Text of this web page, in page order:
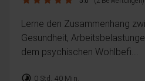
Lerne den Zusammenhang
Gesundheit,
dem psychischen Wohlbefi...
timelapse 0 Std. 40 Min.